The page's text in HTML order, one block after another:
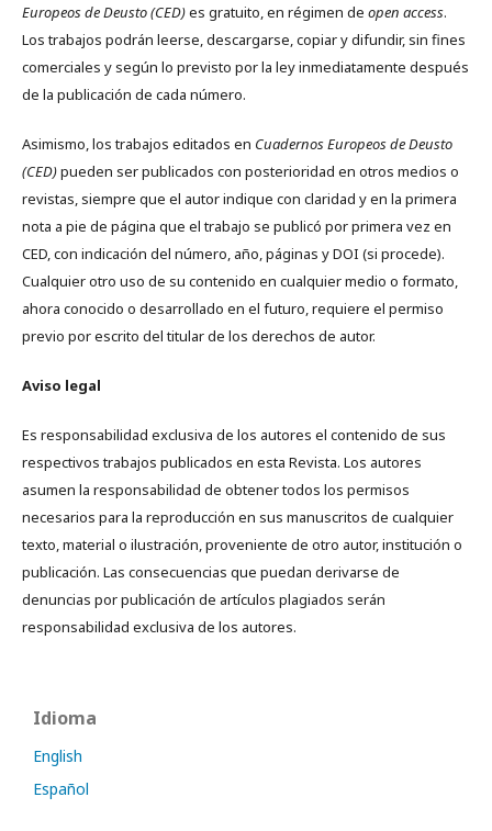
Europeos de Deusto (CED)es gratuito, en régimen de open access.
Los trabajos podrán leerse, descargarse, copiar y difundir, sin fines
comerciales y según lo previsto por la ley inmediatamente después
de la publicación de cada número.
Asimismo, los trabajos editados en Cuadernos Europeos de Deusto
(CED)pueden ser publicados con posterioridad en otros medios o
revistas, siempre que el autor indique con claridad y en la primera
nota a pie de página que el trabajo se publicó por primera vez en
CED, con indicación del número, año, páginas y DOI (si procede).
Cualquier otro uso de su contenido en cualquier medio o formato,
ahora conocido o desarrollado en el futuro, requiere el permiso
previo por escrito del titular de los derechos de autor.
Aviso legal
Es responsabilidad exclusiva de los autores el contenido de sus
respectivos trabajos publicados en esta Revista. Los autores
asumen la responsabilidad de obtener todos los permisos
necesarios para la reproducción en sus manuscritos de cualquier
texto, material o ilustración, proveniente de otro autor, institución o
publicación. Las consecuencias que puedan derivarse de
denuncias por publicación de artículos plagiados serán
responsabilidad exclusiva de los autores.
Idioma
English
Español